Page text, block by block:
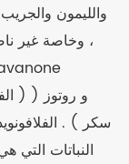
والليمون
، وخاصة غير
سكر ) .
النباتات